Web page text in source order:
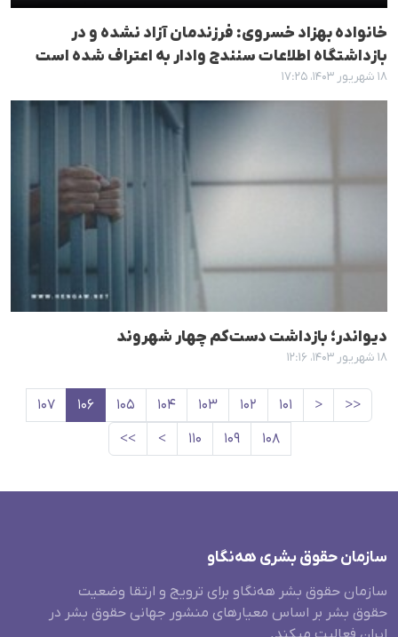
خانواده بهزاد خسروی: فرزندمان آزاد نشده و در
بازداشتگاه اطلاعات سنندج وادار به اعتراف شده است
۱۸ شهریور ۱۴۰۳، ۱۷:۲۵
دیواندر؛ بازداشت دست‌کم چهار شهروند
۱۸ شهریور ۱۴۰۳، ۱۲:۱۶
<<
< ۱۰۱ ۱۰۲ ۱۰۳ ۱۰۴ ۱۰۵ ۱۰۶
۱۰۷
۱۰۸
۱۰۹ ۱۱۰ >
>>
سازمان حقوق بشری هەنگاو
سازمان حقوق بشر هه‌نگاو برای ترویج و ارتقا وضعیت
حقوق بشر بر اساس معیارهای منشور جهانی حقوق بشر در